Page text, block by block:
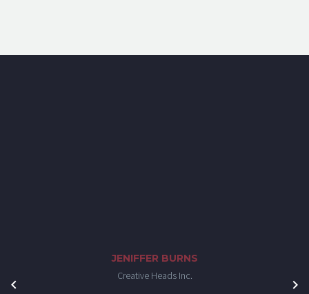
JENIFFER BURNS
Creative Heads Inc.